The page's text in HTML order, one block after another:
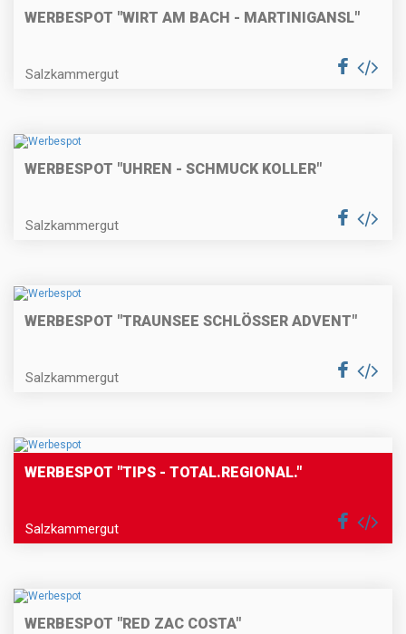
WERBESPOT "WIRT AM BACH - MARTINIGANSL"
Salzkammergut
WERBESPOT "UHREN - SCHMUCK KOLLER"
Salzkammergut
WERBESPOT "TRAUNSEE SCHLÖSSER ADVENT"
Salzkammergut
WERBESPOT "TIPS - TOTAL.REGIONAL."
Salzkammergut
WERBESPOT "RED ZAC COSTA"